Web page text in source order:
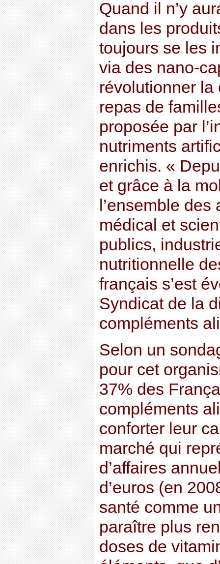
Quand il n’y
dans les
toujours se les
via des nano-
révolutionner la
repas de
proposée par
nutriments
enrichis. «
et grâce à la
l’ensemble
médical et
publics,
nutritionnelle
français s’est
Syndicat de la
compléments
Selon un
pour cet
37% des
compléments
conforter leur
marché qui
d’affaires
d’euros (en
santé comme
paraître plus
doses de